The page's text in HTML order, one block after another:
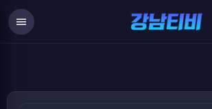
User Guide
menu